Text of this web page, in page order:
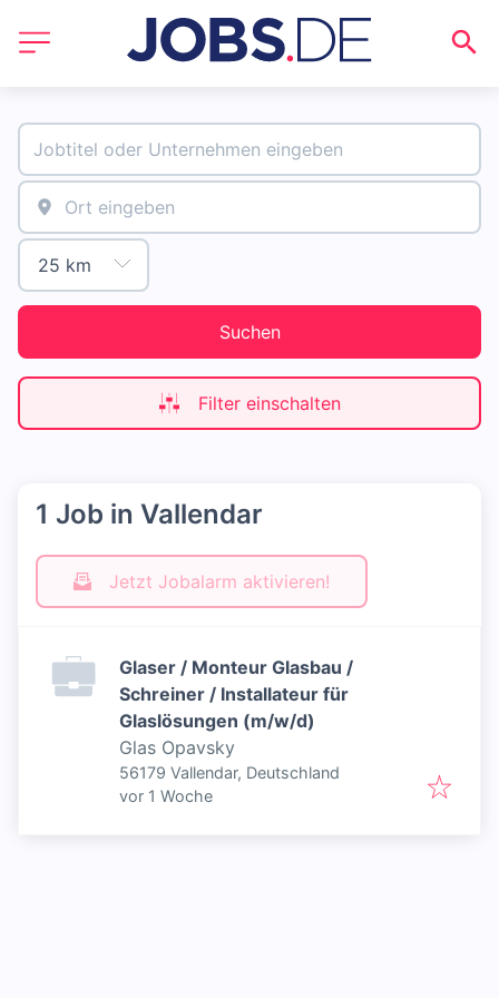
Suchen
Filter einschalten
1 Job in Vallendar
Jetzt Jobalarm aktivieren!
Glaser / Monteur Glasbau /
Schreiner / Installateur für
Glaslösungen (m/w/d)
Glas Opavsky
56179 Vallendar, Deutschland
Veröffentlicht
vor 1 Woche